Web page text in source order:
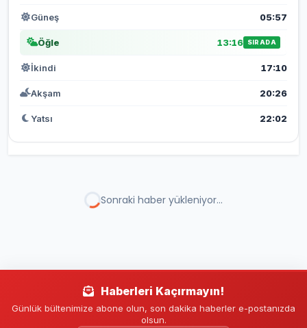
Güneş 05:57
Öğle 13:16 SIRADA
İkindi 17:10
Akşam 20:26
Yatsı 22:02
Sonraki haber yükleniyor...
Haberleri Kaçırmayın!
Günlük bültenimize abone olun, son dakika haberler e-postanızda
olsun.